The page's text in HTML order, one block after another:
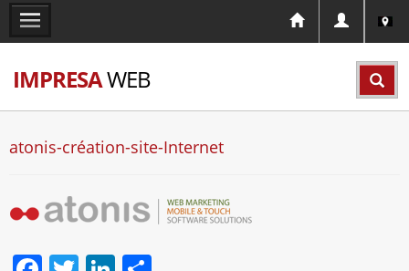
IMPRESAWEB
atonis-création-site-Internet